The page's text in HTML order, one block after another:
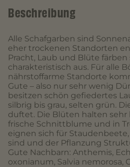
Beschreibung
Alle Schafgarben sind
eher trockenen Standorten
Pracht, Laub und Blüte
charakteristisch aus. Für alle
nährstoffarme Standorte
Gute – also nur sehr wenig
besitzen schön gefiedertes
silbrig bis grau, selten grün.
duftet. Die Blüten halten sehr
frische Schnittblume und in
eignen sich für
sind und der Pflanzung
Gute Nachbarn: Anthemis,
oxonianum, Salvia nemorosa,